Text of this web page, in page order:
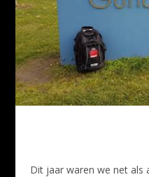
Dit jaar waren we net als